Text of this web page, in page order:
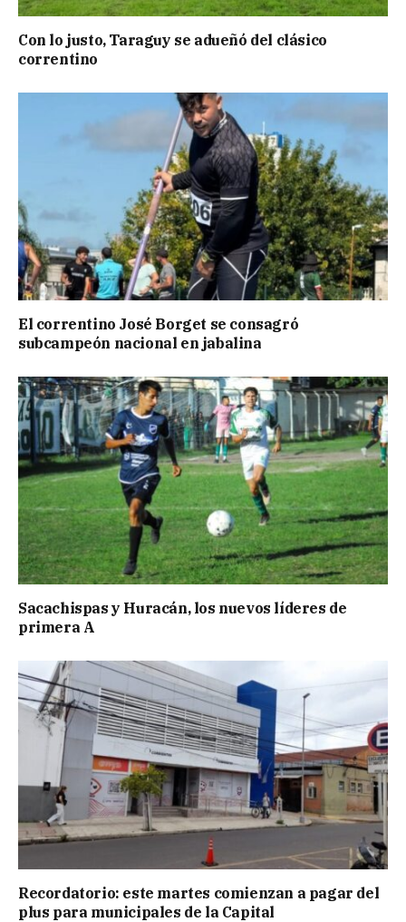
Con lo justo, Taraguy se adueñó del clásico
correntino
El correntino José Borget se consagró
subcampeón nacional en jabalina
Sacachispas y Huracán, los nuevos líderes de
primera A
Recordatorio: este martes comienzan a pagar del
plus para municipales de la Capital